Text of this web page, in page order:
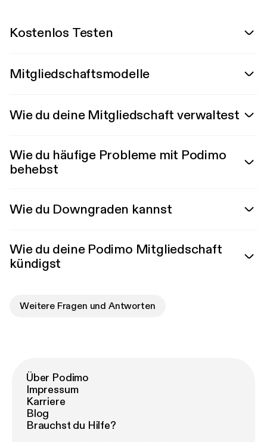
Kostenlos Testen
Mitgliedschaftsmodelle
Wie du deine Mitgliedschaft verwaltest
Wie du häufige Probleme mit Podimo
behebst
Wie du Downgraden kannst
Wie du deine Podimo Mitgliedschaft
kündigst
Weitere Fragen und Antworten
Über Podimo
Impressum
Karriere
Blog
Brauchst du Hilfe?